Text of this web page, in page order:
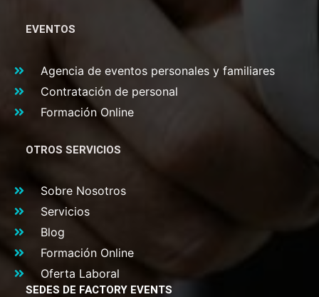
EVENTOS
Agencia de eventos personales y familiares
Contratación de personal
Formación Online
OTROS SERVICIOS
Sobre Nosotros
Servicios
Blog
Formación Online
Oferta Laboral
SEDES DE FACTORY EVENTS